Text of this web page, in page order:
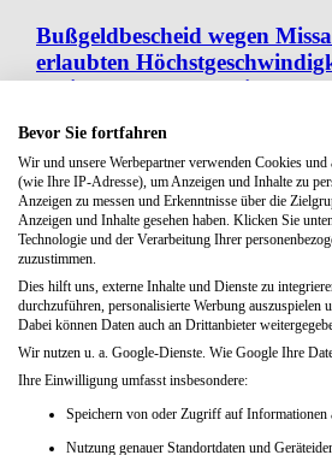
Bußgeldbescheid wegen
erlaubten
Mainaschaff, Abschnitt 320,
Aschaffenburg erlassen,
Viechtach
Überschreitung der zulässigen
außerhalb geschlossener Ortschaften
Abschnitt 320, km 1,5, Ri.
zulässigen 100 km/h gemessen.
27. März 2025
Lohnt sich ein Einspruch gegen Ihren
prüfen
geblitzt in 97877 Wertheim
Bevor Sie fortfahren
Wir und unsere Werbepartner verwenden Cookies und
(wie Ihre IP-Adresse), um Anzeigen und Inhalte zu
Anzeigen zu messen und Erkenntnisse über die
Anzeigen und Inhalte gesehen haben. Klicken Sie
Technologie und der Verarbeitung Ihrer
zuzustimmen.
Dies hilft uns, externe Inhalte und Dienste zu
durchzuführen, personalisierte Werbung auszuspielen
Dabei können Daten auch an Drittanbieter
Wir nutzen u. a. Google-Dienste. Wie Google Ihre
Ihre Einwilligung umfasst insbesondere:
Speichern von oder Zugriff auf Informationen
Nutzung genauer Standortdaten und